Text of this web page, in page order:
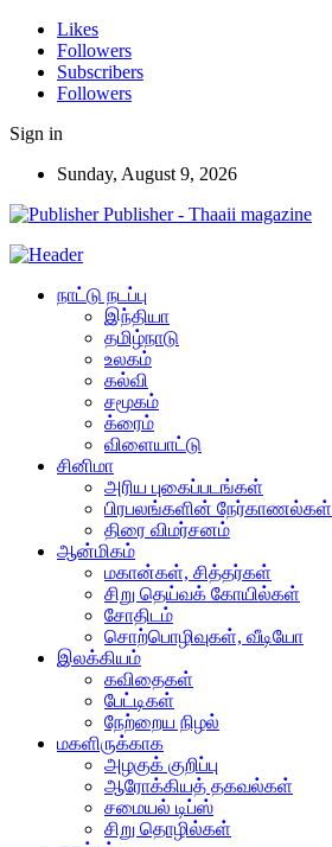
Likes
Followers
Subscribers
Followers
Sign in
Sunday, August 9, 2026
Publisher - Thaaii magazine
நாட்டு நடப்பு
இந்தியா
தமிழ்நாடு
உலகம்
கல்வி
சமூகம்
க்ரைம்
விளையாட்டு
சினிமா
அரிய புகைப்படங்கள்
பிரபலங்களின் நேர்காணல்கள்
திரை விமர்சனம்
ஆன்மிகம்
மகான்கள், சித்தர்கள்
சிறு தெய்வக் கோயில்கள்
சோதிடம்
சொற்பொழிவுகள், வீடியோ
இலக்கியம்
கவிதைகள்
பேட்டிகள்
நேற்றைய நிழல்
மகளிருக்காக
அழகுக் குறிப்பு
ஆரோக்கியத் தகவல்கள்
சமையல் டிப்ஸ்
சிறு தொழில்கள்